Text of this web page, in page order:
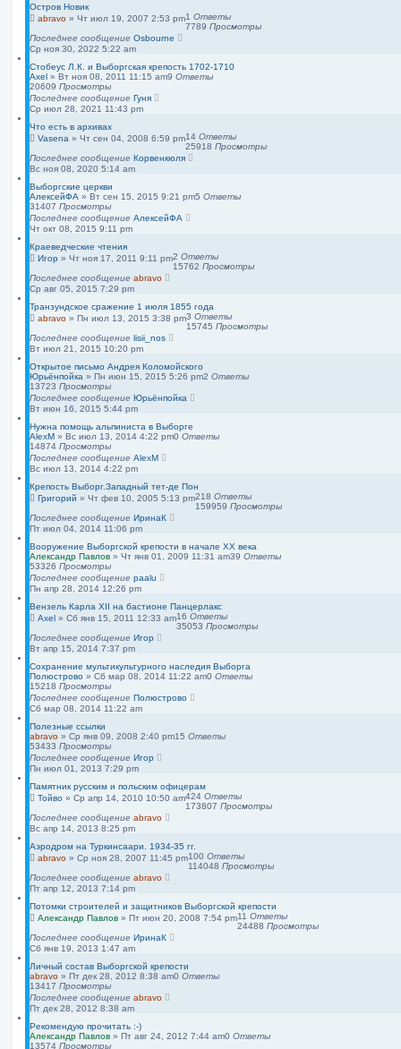
Остров Новик
abravo » Чт июл 19, 2007 2:53 pm1 Ответы
7789 Просмотры
Последнее сообщение Osbourne
Ср ноя 30, 2022 5:22 am
Стобеус Л.К. и Выборгская крепость 1702-1710
Axel » Вт ноя 08, 2011 11:15 am9 Ответы
20609 Просмотры
Последнее сообщение Гуня
Ср июл 28, 2021 11:43 pm
Что есть в архивах
Vasena » Чт сен 04, 2008 6:59 pm14 Ответы
25918 Просмотры
Последнее сообщение Корвенкюля
Вс ноя 08, 2020 5:14 am
Выборгские церкви
АлексейФА » Вт сен 15, 2015 9:21 pm5 Ответы
31407 Просмотры
Последнее сообщение АлексейФА
Чт окт 08, 2015 9:11 pm
Краеведческие чтения
Игор » Чт ноя 17, 2011 9:11 pm2 Ответы
15762 Просмотры
Последнее сообщение abravo
Ср авг 05, 2015 7:29 pm
Транзундское сражение 1 июля 1855 года
abravo » Пн июл 13, 2015 3:38 pm3 Ответы
15745 Просмотры
Последнее сообщение lisii_nos
Вт июл 21, 2015 10:20 pm
Открытое письмо Андрея Коломойского
Юрьёнпойка » Пн июн 15, 2015 5:26 pm2 Ответы
13723 Просмотры
Последнее сообщение Юрьёнпойка
Вт июн 16, 2015 5:44 pm
Нужна помощь альпиниста в Выборге
AlexM » Вс июл 13, 2014 4:22 pm0 Ответы
14874 Просмотры
Последнее сообщение AlexM
Вс июл 13, 2014 4:22 pm
Крепость Выборг.Западный тет-де Пон
Григорий » Чт фев 10, 2005 5:13 pm218 Ответы
159959 Просмотры
Последнее сообщение ИринаК
Пт июл 04, 2014 11:06 pm
Вооружение Выборгской крепости в начале ХХ века
Александр Павлов » Чт янв 01, 2009 11:31 am39 Ответы
53326 Просмотры
Последнее сообщение paalu
Пн апр 28, 2014 12:26 pm
Вензель Карла XII на бастионе Панцерлакс
Axel » Сб янв 15, 2011 12:33 am16 Ответы
35053 Просмотры
Последнее сообщение Игор
Вт апр 15, 2014 7:37 pm
Сохранение мультикультурного наследия Выборга
Полюстрово » Сб мар 08, 2014 11:22 am0 Ответы
15218 Просмотры
Последнее сообщение Полюстрово
Сб мар 08, 2014 11:22 am
Полезные ссылки
abravo » Ср янв 09, 2008 2:40 pm15 Ответы
53433 Просмотры
Последнее сообщение Игор
Пн июл 01, 2013 7:29 pm
Памятник русским и польским офицерам
Тойво » Ср апр 14, 2010 10:50 am424 Ответы
173807 Просмотры
Последнее сообщение abravo
Вс апр 14, 2013 8:25 pm
Аэродром на Туркинсаари. 1934-35 гг.
abravo » Ср ноя 28, 2007 11:45 pm100 Ответы
114048 Просмотры
Последнее сообщение abravo
Пт апр 12, 2013 7:14 pm
Потомки строителей и защитников Выборгской крепости
Александр Павлов » Пт июн 20, 2008 7:54 pm11 Ответы
24488 Просмотры
Последнее сообщение ИринаК
Сб янв 19, 2013 1:47 am
Личный состав Выборгской крепости
abravo » Пт дек 28, 2012 8:38 am0 Ответы
13417 Просмотры
Последнее сообщение abravo
Пт дек 28, 2012 8:38 am
Рекомендую прочитать :-)
Александр Павлов » Пт авг 24, 2012 7:44 am0 Ответы
13574 Просмотры